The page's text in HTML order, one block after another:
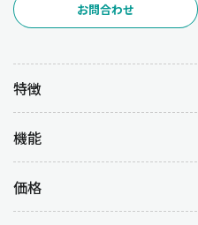
お問合わせ
特徴
機能
価格